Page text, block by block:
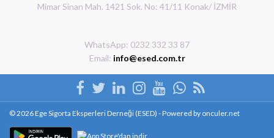
Mimar Sinan Mah. 1421 Sok. No: 41/11 Konak/ İZMİR
WhatsApp: 0232 332 33 87
Email: info@esed.com.tr
© 2026 Ege Sigorta Eksperleri Derneği (ESED) - Powered by onculer.net